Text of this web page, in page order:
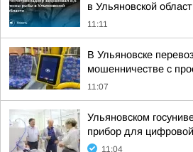
в Ульяновской
11:11
В Ульяновске
мошенничестве с
11:07
Ульяновском
прибор для
11:04